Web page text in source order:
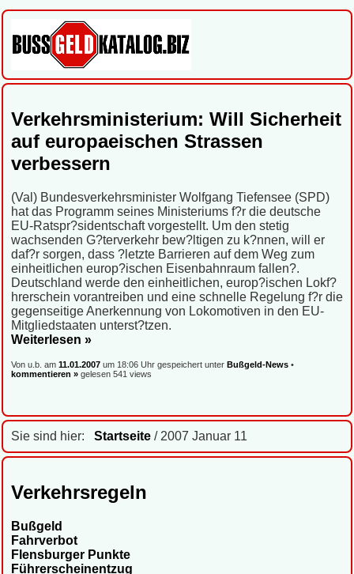
Sie sind hier: Startseite / 2007 Januar 11
Verkehrsregeln
Bußgeld
Fahrverbot
Flensburger Punkte
Führerscheinentzug
Verkehrsministerium: Will Sicherheit
auf europaeischen Strassen
verbessern
(Val) Bundesverkehrsminister Wolfgang Tiefensee (SPD)
hat das Programm seines Ministeriums f?r die deutsche
EU-Ratspr?sidentschaft vorgestellt. Um den stetig
wachsenden G?terverkehr bew?ltigen zu k?nnen, will er
daf?r sorgen, dass ?letzte Barrieren auf dem Weg zum
einheitlichen europ?ischen Eisenbahnraum fallen?.
Deutschland werde den einheitlichen, europ?ischen Lokf?
hrerschein vorantreiben und eine schnelle Regelung f?r die
gegenseitige Anerkennung von Lokomotiven in den EU-
Mitgliedstaaten unterst?tzen.
Weiterlesen »
Von u.b. am 11.01.2007 um 18:06 Uhr gespeichert unter Bußgeld-News •
kommentieren » gelesen 541 views